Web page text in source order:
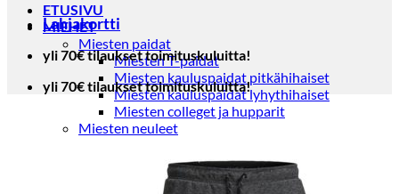
ETUSIVU
MIEHET
Miesten paidat
Miesten T-paidat
Miesten kauluspaidat pitkähihaiset
Miesten kauluspaidat lyhythihaiset
Miesten colleget ja hupparit
Miesten neuleet
Miesten neuletakit
Puvut ja blazerit
Lahjakortti
yli 70€ tilaukset toimituskuluitta!
yli 70€ tilaukset toimituskuluitta!